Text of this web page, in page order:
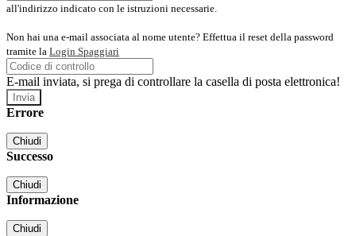
all'indirizzo indicato con le istruzioni necessarie.
Non hai una e-mail associata al nome utente? Effettua il reset della password
tramite la Login Spaggiari
E-mail inviata, si prega di controllare la casella di posta elettronica!
Errore
Chiudi
Successo
Chiudi
Informazione
Chiudi